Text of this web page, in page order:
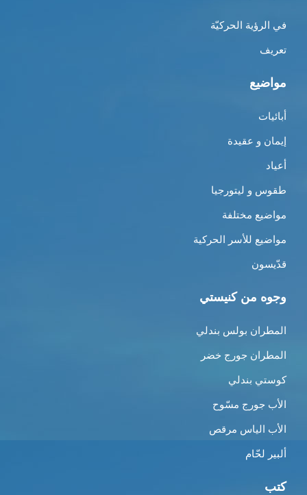
في الرؤية الحركيّة
تعريف
مواضيع
أبائيات
إيمان و عقيدة
أعياد
طقوس و ليتورجيا
مواضيع مختلفة
مواضيع للأسر الحركية
قدّيسون
وجوه من كنيستي
المطران بولس بندلي
المطران جورج خضر
كوستي بندلي
الأب جورج مسّوح
الأب الياس مرقص
ألبير لحّام
كتب